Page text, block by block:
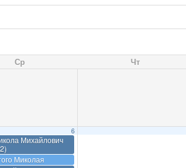
Ср Чт
6
Михайлович
Миколая